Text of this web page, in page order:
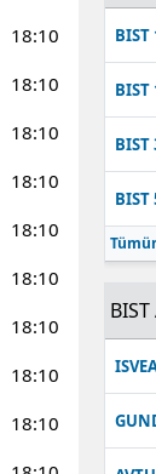
18:10
18:10
18:10
18:10
18:10
18:10
18:10
18:10
18:10
BIST
BIST
BIST
BIST